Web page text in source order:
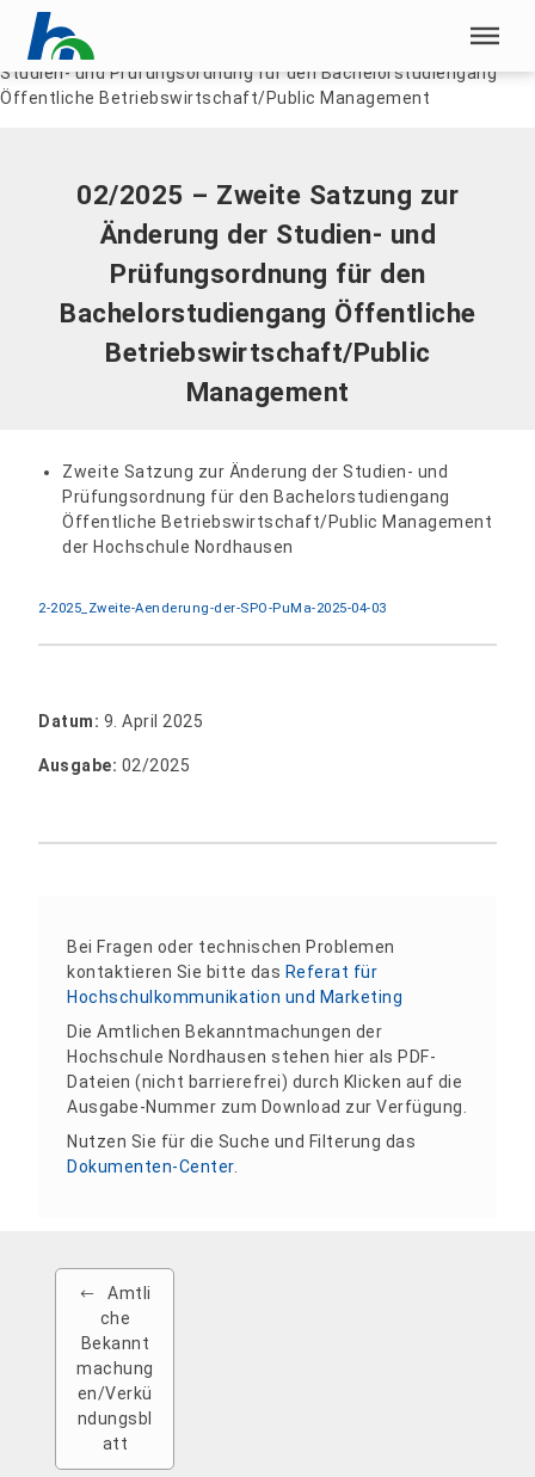
Menü überspringen
Menü überspringen
Home |Dokumente
02/2025 – Zweite Satzung zur Änderung der
Studien- und Prüfungsordnung für den Bachelorstudiengang
Öffentliche Betriebswirtschaft/Public Management
02/2025 – Zweite Satzung zur
Änderung der Studien- und
Prüfungsordnung für den
Bachelorstudiengang Öffentliche
Betriebswirtschaft/Public
Management
Zweite Satzung zur Änderung der Studien- und
Prüfungsordnung für den Bachelorstudiengang
Öffentliche Betriebswirtschaft/Public Management
der Hochschule Nordhausen
2-2025_Zweite-Aenderung-der-SPO-PuMa-2025-04-03
Datum: 9. April 2025
Ausgabe: 02/2025
Bei Fragen oder technischen Problemen
kontaktieren Sie bitte das Referat für
Hochschulkommunikation und Marketing
Die Amtlichen Bekanntmachungen der
Hochschule Nordhausen stehen hier als PDF-
Dateien (nicht barrierefrei) durch Klicken auf die
Ausgabe-Nummer zum Download zur Verfügung.
Nutzen Sie für die Suche und Filterung das
Dokumenten-Center.
Amtli
che
Bekannt
machung
en/Verkü
ndungsbl
att